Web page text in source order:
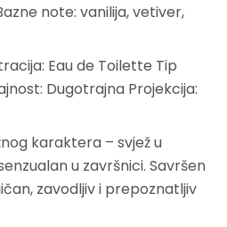
note: vanilija, vetiver,
Eau de Toilette Tip
Dugotrajna Projekcija:
karaktera – svjež u
u završnici. Savršen
zavodljiv i prepoznatljiv